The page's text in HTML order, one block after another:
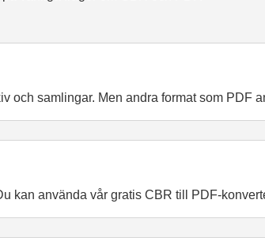
och samlingar. Men andra format som PDF
kan använda vår gratis CBR till PDF-